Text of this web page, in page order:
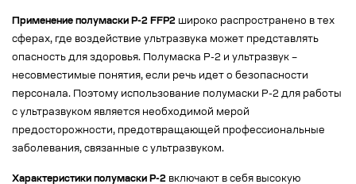
Применение полумаски Р-2 FFP2 широко распространено в тех
сферах, где воздействие ультразвука может представлять
опасность для здоровья. Полумаска Р-2 и ультразвук –
несовместимые понятия, если речь идет о безопасности
персонала. Поэтому использование полумаски Р-2 для работы
с ультразвуком является необходимой мерой
предосторожности, предотвращающей профессиональные
заболевания, связанные с ультразвуком.
Характеристики полумаски Р-2 включают в себя высокую